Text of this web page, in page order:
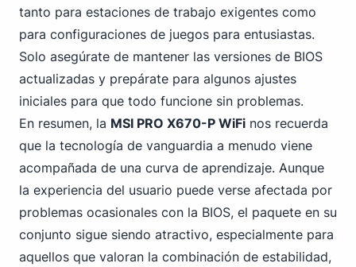
tanto para estaciones de trabajo exigentes como
para configuraciones de juegos para entusiastas.
Solo asegúrate de mantener las versiones de BIOS
actualizadas y prepárate para algunos ajustes
iniciales para que todo funcione sin problemas.
En resumen, la MSI PRO X670-P WiFi nos recuerda
que la tecnología de vanguardia a menudo viene
acompañada de una curva de aprendizaje. Aunque
la experiencia del usuario puede verse afectada por
problemas ocasionales con la BIOS, el paquete en su
conjunto sigue siendo atractivo, especialmente para
aquellos que valoran la combinación de estabilidad,